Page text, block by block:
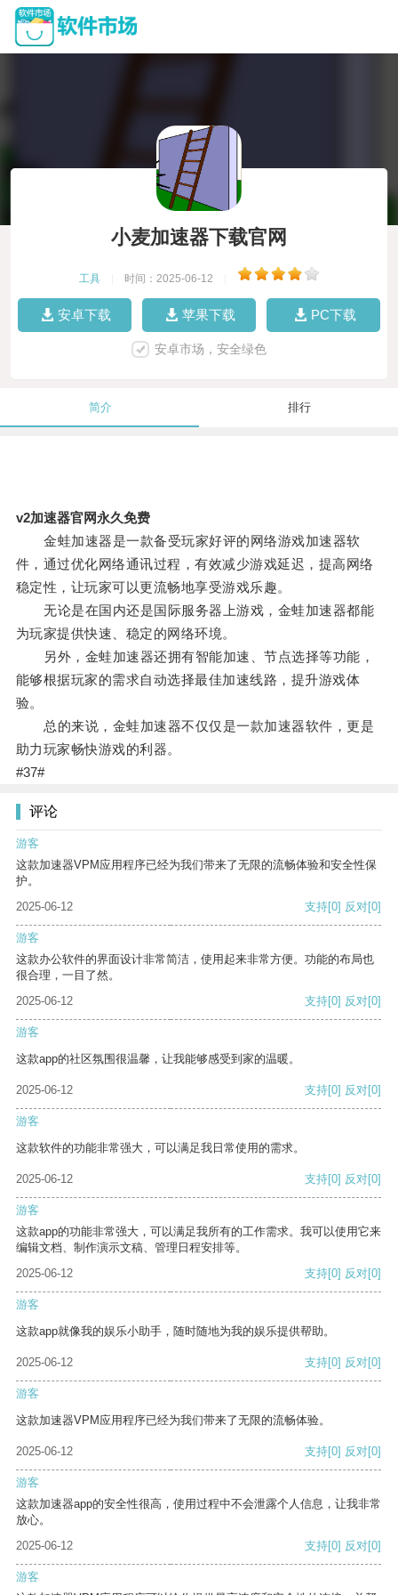
小麦加速器下载官网
工具 时间：2025-06-12
安卓下载 苹果下载 PC下载
安卓市场，安全绿色
简介 排行
v2加速器官网永久免费
金蛙加速器是一款备受玩家好评的网络游戏加速器软
件，通过优化网络通讯过程，有效减少游戏延迟，提高网络
稳定性，让玩家可以更流畅地享受游戏乐趣。
无论是在国内还是国际服务器上游戏，金蛙加速器都能
为玩家提供快速、稳定的网络环境。
另外，金蛙加速器还拥有智能加速、节点选择等功能，
能够根据玩家的需求自动选择最佳加速线路，提升游戏体
验。
总的来说，金蛙加速器不仅仅是一款加速器软件，更是
助力玩家畅快游戏的利器。
#37#
评论
游客
这款加速器VPM应用程序已经为我们带来了无限的流畅体验和安全性保
护。
2025-06-12
支持[0] 反对[0]
游客
这款办公软件的界面设计非常简洁，使用起来非常方便。功能的布局也
很合理，一目了然。
2025-06-12
支持[0] 反对[0]
游客
这款app的社区氛围很温馨，让我能够感受到家的温暖。
2025-06-12 支持[0] 反对[0]
游客
这款软件的功能非常强大，可以满足我日常使用的需求。
2025-06-12 支持[0] 反对[0]
游客
这款app的功能非常强大，可以满足我所有的工作需求。我可以使用它来
编辑文档、制作演示文稿、管理日程安排等。
2025-06-12
支持[0] 反对[0]
游客
这款app就像我的娱乐小助手，随时随地为我的娱乐提供帮助。
2025-06-12 支持[0] 反对[0]
游客
这款加速器VPM应用程序已经为我们带来了无限的流畅体验。
2025-06-12 支持[0] 反对[0]
游客
这款加速器app的安全性很高，使用过程中不会泄露个人信息，让我非常
放心。
2025-06-12
支持[0] 反对[0]
游客